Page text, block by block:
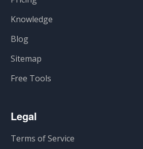
Knowledge
Blog
Sitemap
Free Tools
Legal
Terms of Service